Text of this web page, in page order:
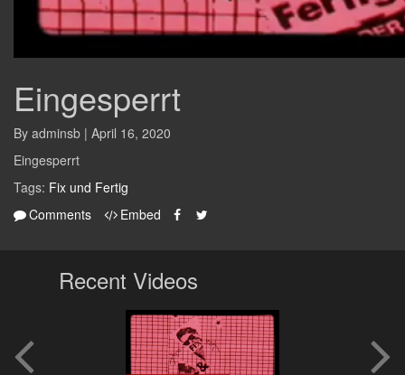
Eingesperrt
By adminsb | April 16, 2020
Eingesperrt
Tags: Fix und Fertig
Comments
Embed
Recent Videos